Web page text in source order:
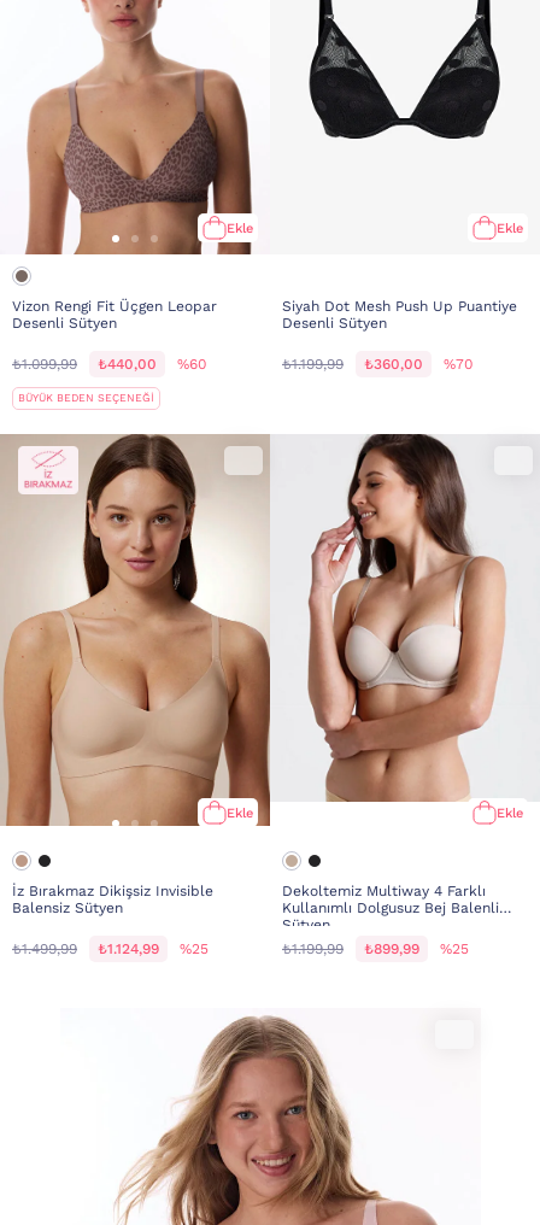
Ekle
Vizon Rengi Fit Üçgen Leopar
Desenli Sütyen
₺1.099,99 ₺440,00 %60
BÜYÜK BEDEN SEÇENEĞİ
Ekle
Siyah Dot Mesh Push Up Puantiye
Desenli Sütyen
₺1.199,99 ₺360,00 %70
Ekle
İz Bırakmaz Dikişsiz Invisible
Balensiz Sütyen
₺1.499,99 ₺1.124,99 %25
Ekle
Dekoltemiz Multiway 4 Farklı
Kullanımlı Dolgusuz Bej Balenli
Sütyen
₺1.199,99
₺899,99 %25